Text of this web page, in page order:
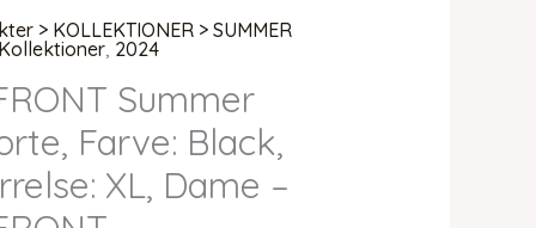
> KOLLEKTIONER > SUMMER
Kollektioner, 2024
Summer
Farve: Black,
XL, Dame –